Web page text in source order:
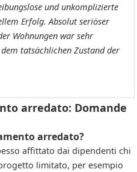
und unkomplizierte
Erfolg. Absolut seriöser
Wohnungen war sehr
tatsächlichen Zustand der
arredato: Domande
arredato?
affittato dai dipendenti chi
limitato, per esempio